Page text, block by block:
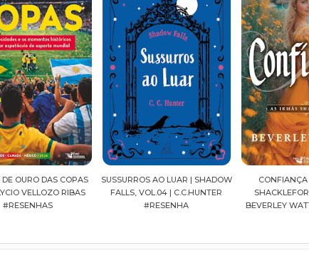
SUSSURROS AO LUAR | SHADOW
FALLS, VOL.04 | C.C.HUNTER
#RESENHA
CONFIANÇA | AS IRMÃS
SHACKLEFORD – VOL. 03 |
BEVERLEY WATTS #RESENHA